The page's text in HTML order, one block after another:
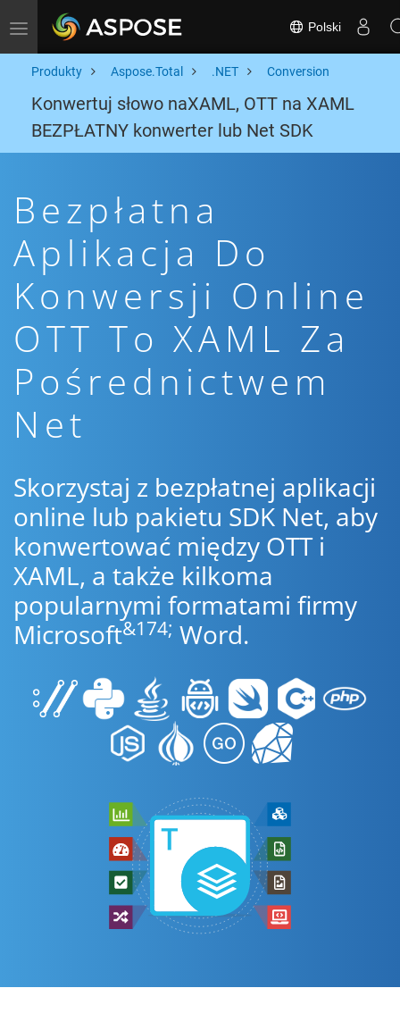
Toggle navigation Polski
Produkty Aspose.Total .NET Conversion
Konwertuj słowo naXAML, OTT na XAML
BEZPŁATNY konwerter lub Net SDK
Bezpłatna
Aplikacja Do
Konwersji Online
OTT To XAML Za
Pośrednictwem
Net
Skorzystaj z bezpłatnej aplikacji
online lub pakietu SDK Net, aby
konwertować między OTT i
XAML, a także kilkoma
popularnymi formatami firmy
Microsoft&174; Word.